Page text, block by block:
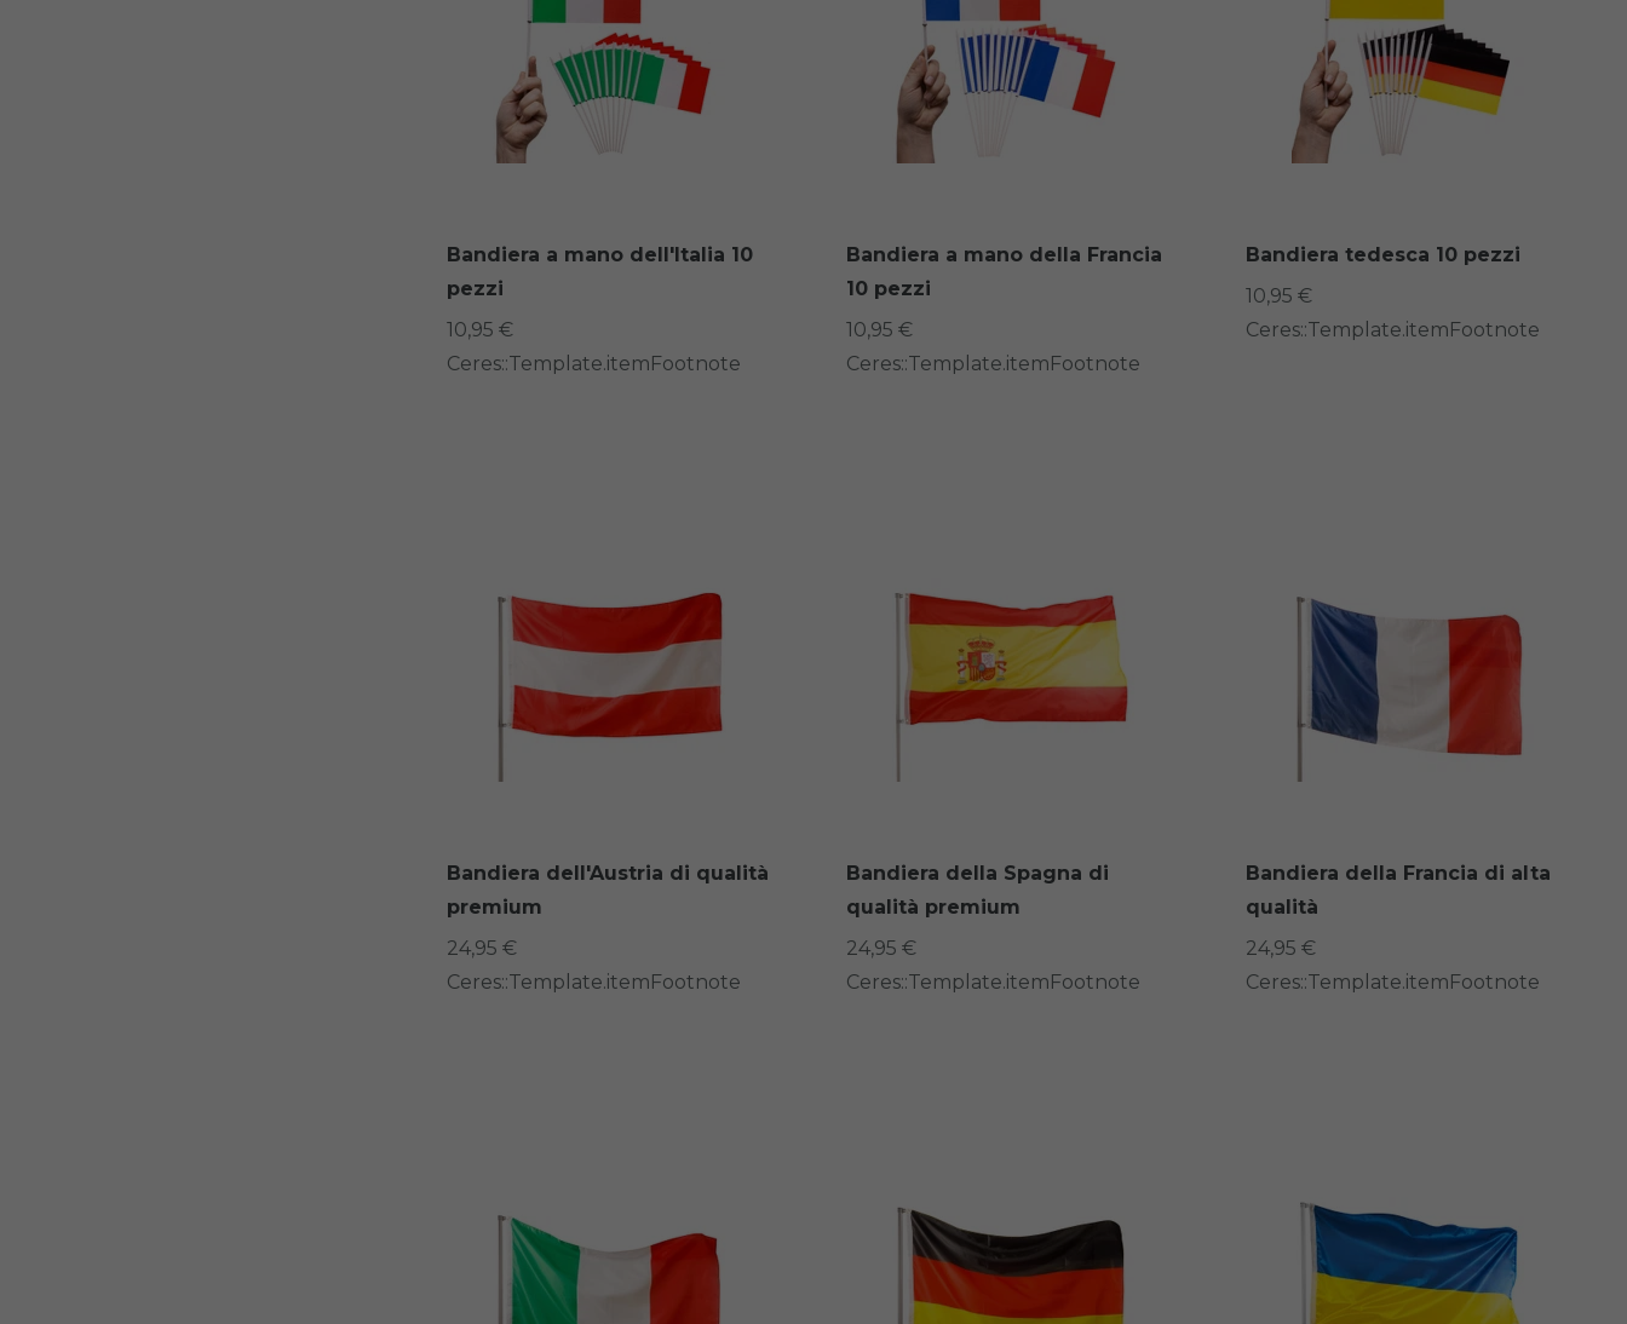
Bandiera a mano dell'Italia 10
pezzi
10,95 €
Ceres::Template.itemFootnote
Bandiera a mano della Francia
10 pezzi
10,95 €
Ceres::Template.itemFootnote
Bandiera tedesca 10 pezzi
10,95 €
Ceres::Template.itemFootnote
Bandiera dell'Austria di qualità
premium
24,95 €
Ceres::Template.itemFootnote
Bandiera della Spagna di
qualità premium
24,95 €
Ceres::Template.itemFootnote
Bandiera della Francia di alta
qualità
24,95 €
Ceres::Template.itemFootnote